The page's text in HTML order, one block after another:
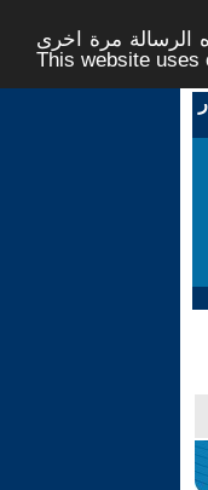
مرة اخرى -
This website uses